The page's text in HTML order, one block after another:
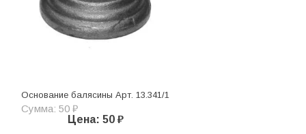
Основание балясины Арт. 13.341/1
Сумма: 50 ₽
Цена: 50 ₽